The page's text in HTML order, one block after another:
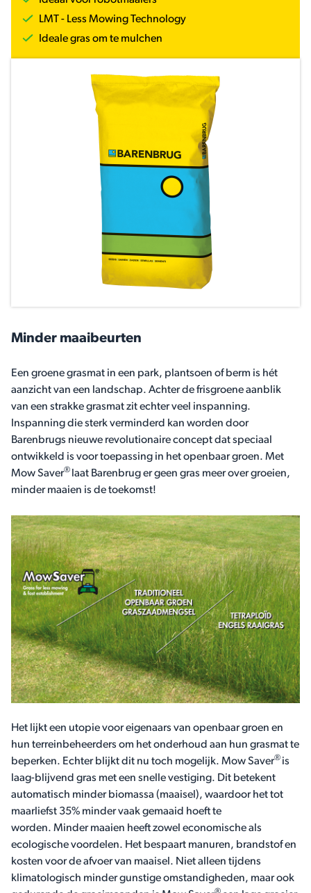
LMT - Less Mowing Technology
Ideale gras om te mulchen
Minder maaibeurten
Een groene grasmat in een park, plantsoen of berm is hét
aanzicht van een landschap. Achter de frisgroene aanblik
van een strakke grasmat zit echter veel inspanning.
Inspanning die sterk verminderd kan worden door
Barenbrugs nieuwe revolutionaire concept dat speciaal
ontwikkeld is voor toepassing in het openbaar groen. Met
Mow Saver® laat Barenbrug er geen gras meer over groeien,
minder maaien is de toekomst!
Het lijkt een utopie voor eigenaars van openbaar groen en
hun terreinbeheerders om het onderhoud aan hun grasmat te
beperken. Echter blijkt dit nu toch mogelijk. Mow Saver® is
laag-blijvend gras met een snelle vestiging. Dit betekent
automatisch minder biomassa (maaisel), waardoor het tot
maarliefst 35% minder vaak gemaaid hoeft te
worden. Minder maaien heeft zowel economische als
ecologische voordelen. Het bespaart manuren, brandstof en
kosten voor de afvoer van maaisel. Niet alleen tijdens
klimatologisch minder gunstige omstandigheden, maar ook